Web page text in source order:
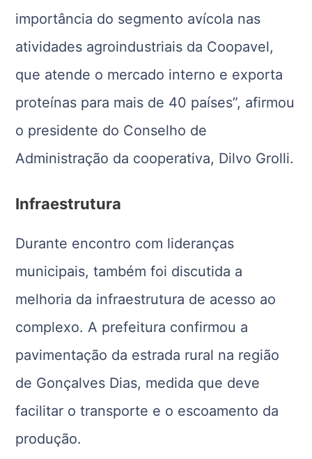
importância do segmento avícola nas
atividades agroindustriais da Coopavel,
que atende o mercado interno e exporta
proteínas para mais de 40 países”, afirmou
o presidente do Conselho de
Administração da cooperativa, Dilvo Grolli.
Infraestrutura
Durante encontro com lideranças
municipais, também foi discutida a
melhoria da infraestrutura de acesso ao
complexo. A prefeitura confirmou a
pavimentação da estrada rural na região
de Gonçalves Dias, medida que deve
facilitar o transporte e o escoamento da
produção.